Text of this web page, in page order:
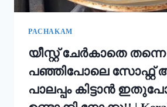
SPECIAL
PACHAKAM
യീസ്റ്റ് ചേർകാതെ
പഞ്ഞിപോലെ സോഫ്റ്റ്
പാലപ്പം കിട്ടാൻ